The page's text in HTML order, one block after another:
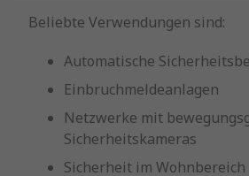
Beliebte Verwendungen sind:
Automatische
Einbruchmeldeanlagen
Netzwerke mit
Sicherheitskameras
Sicherheit im Wohnbereich